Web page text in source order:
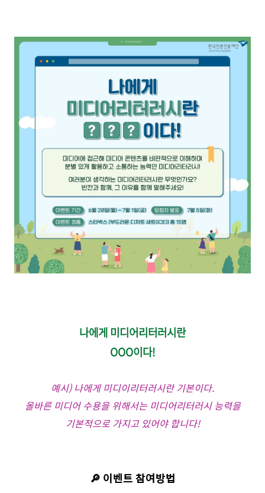
나에게 미디어리터러시란
OOO이다!
예시) 나에게 미디이리터러시란 기본이다.
올바른 미디어 수용을 위해서는 미디어리터러시 능력을
기본적으로 가지고 있어야 합니다!
🔎 이벤트 참여방법